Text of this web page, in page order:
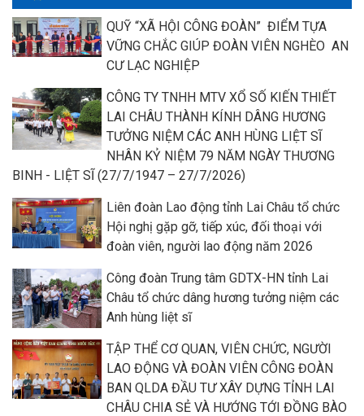
QUỸ “XÃ HỘI CÔNG ĐOÀN” ĐIỂM TỰA
VỮNG CHẮC GIÚP ĐOÀN VIÊN NGHÈO AN
CƯ LẠC NGHIỆP
CÔNG TY TNHH MTV XỔ SỐ KIẾN THIẾT
LAI CHÂU THÀNH KÍNH DÂNG HƯƠNG
TƯỞNG NIỆM CÁC ANH HÙNG LIỆT SĨ
NHÂN KỶ NIỆM 79 NĂM NGÀY THƯƠNG
BINH - LIỆT SĨ (27/7/1947 – 27/7/2026)
Liên đoàn Lao động tỉnh Lai Châu tổ chức
Hội nghị gặp gỡ, tiếp xúc, đối thoại với
đoàn viên, người lao động năm 2026
Công đoàn Trung tâm GDTX-HN tỉnh Lai
Châu tổ chức dâng hương tưởng niệm các
Anh hùng liệt sĩ
TẬP THỂ CƠ QUAN, VIÊN CHỨC, NGƯỜI
LAO ĐỘNG VÀ ĐOÀN VIÊN CÔNG ĐOÀN
BAN QLDA ĐẦU TƯ XÂY DỰNG TỈNH LAI
CHÂU CHIA SẺ VÀ HƯỚNG TỚI ĐỒNG BÀO